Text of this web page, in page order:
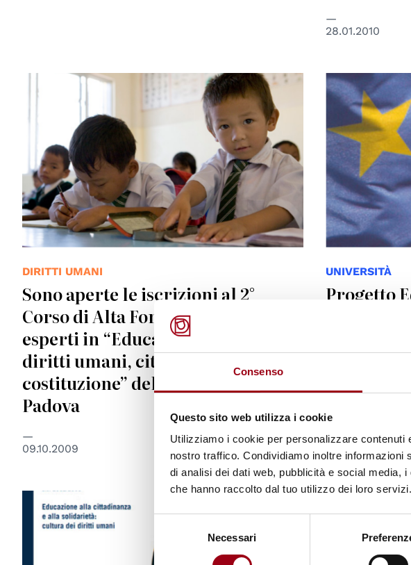
Consenso
Questo sito web utilizza i cookie
Utilizziamo i cookie per personalizzare
nostro traffico. Condividiamo inoltre
di analisi dei dati web, pubblicità e social media,
che hanno raccolto dal tuo utilizzo dei loro servizi.
consenso
Necessari
28.01.2010
DIRITTI UMANI
Sono aperte le iscrizioni al 2°
Corso di Alta Formazione per
esperti in “Educazione civica,
diritti umani, cittadinanza,
costituzione” dell’Università di
Padova
09.10.2009
UNIVERSITÀ
Progetto